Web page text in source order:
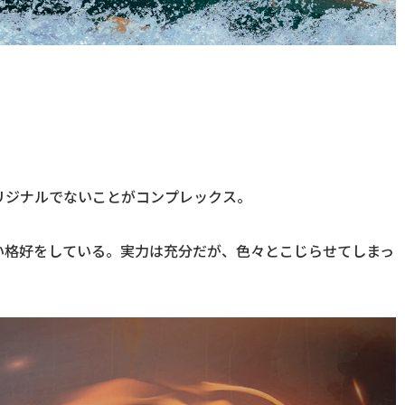
ナルでないことがコンプレックス。
好をしている。実力は充分だが、色々とこじらせてしまっ